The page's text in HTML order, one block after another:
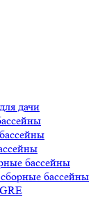
дачи
бассейны
бассейны